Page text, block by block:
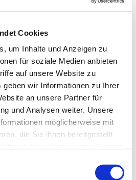
Cookies
um Inhalte und Anzeigen zu
für soziale Medien anbieten
auf unsere Website zu
geben wir Informationen zu Ihrer
an unsere Partner für
und Analysen weiter. Unsere
möglicherweise mit
die Sie ihnen bereitgestellt